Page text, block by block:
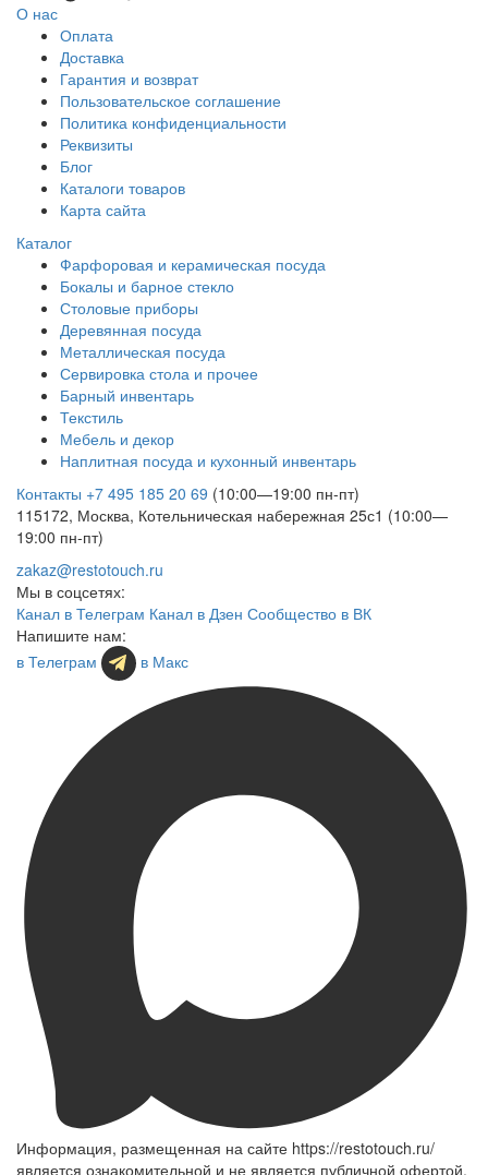
О нас
Оплата
Доставка
Гарантия и возврат
Пользовательское соглашение
Политика конфиденциальности
Реквизиты
Блог
Каталоги товаров
Карта сайта
Каталог
Фарфоровая и керамическая посуда
Бокалы и барное стекло
Столовые приборы
Деревянная посуда
Металлическая посуда
Сервировка стола и прочее
Барный инвентарь
Текстиль
Мебель и декор
Наплитная посуда и кухонный инвентарь
Контакты +7 495 185 20 69 (10:00—19:00 пн-пт)
115172, Москва, Котельническая набережная 25с1 (10:00—
19:00 пн-пт)
zakaz@restotouch.ru
Мы в соцсетях:
Канал в Телеграм Канал в Дзен Сообщество в ВК
Напишите нам:
в Телеграм
в Макс
Информация, размещенная на сайте https://restotouch.ru/
является ознакомительной и не является публичной офертой,